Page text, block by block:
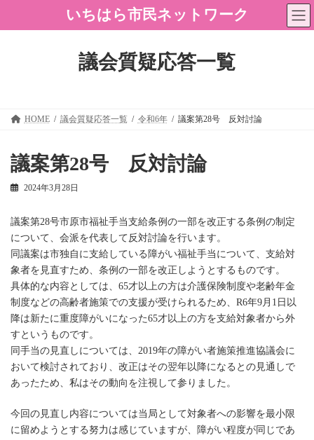
テ
ゲ
いちはら市民ネットワーク
議会質疑応答一覧
HOME 議会質疑応答一覧 令和6年 議案第28号 反対討論
議案第28号 反対討論
2024年3月28日
議案第28号市原市福祉手当支給条例の一部を改正する条例の制定
について、会派を代表して反対討論を行います。
同議案は市独自に支給している障がい福祉手当について、支給対
象者を見直すため、条例の一部を改正しようとするものです。
具体的な内容としては、65才以上の方は介護保険制度や老齢年金
制度などの高齢者施策での支援が受けられるため、R6年9月1日以
降は新たに重度障がいになった65才以上の方を支給対象者から外
すというものです。
同手当の見直しについては、2019年の障がい者施策推進協議会に
おいて検討されており、改正はその翌年以降になるとの見通しで
あったため、私はその動向を注視して参りました。
今回の見直し内容については当局として対象者への影響を最小限
に留めようとする努力は感じていますが、障がい程度が同じであ